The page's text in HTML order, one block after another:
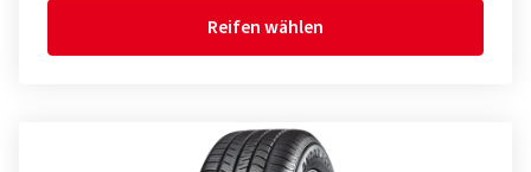
Reifen wählen